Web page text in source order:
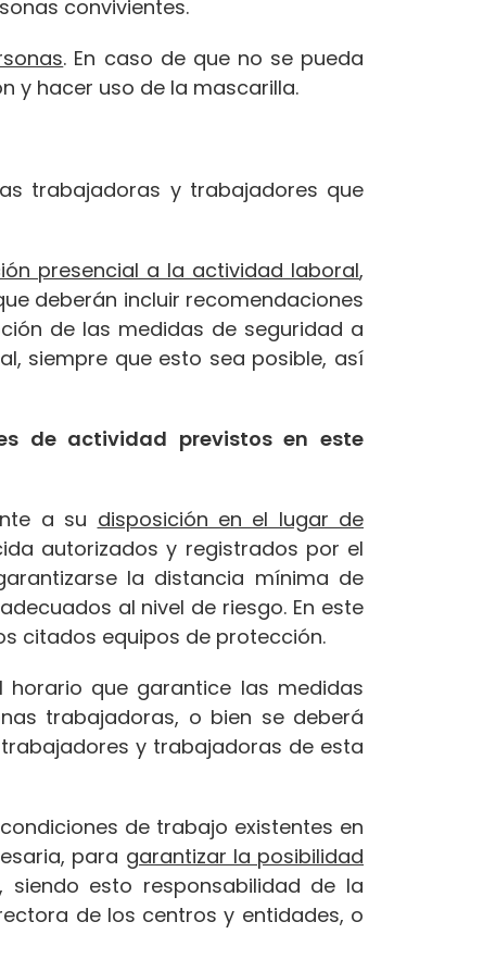
convivientes.
. En caso de que no se pueda
y hacer uso de la mascarilla.
trabajadoras y trabajadores que
presencial a la actividad laboral,
deberán incluir recomendaciones
de las medidas de seguridad a
siempre que esto sea posible, así
de actividad previstos en este
a su disposición en el lugar de
autorizados y registrados por el
la distancia mínima de
al nivel de riesgo. En este
citados equipos de protección.
que garantice las medidas
trabajadoras, o bien se deberá
y trabajadoras de esta
de trabajo existentes en
para garantizar la posibilidad
, siendo esto responsabilidad de la
de los centros y entidades, o